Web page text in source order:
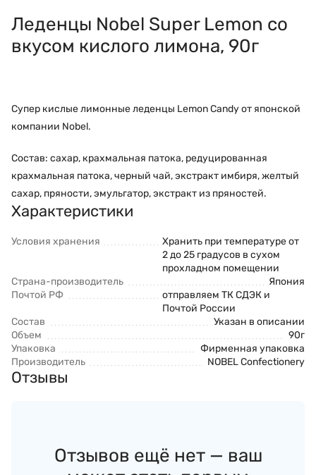
Леденцы Nobel Super Lemon со
вкусом кислого лимона, 90г
Супер кислые лимонные леденцы Lemon Candy от японской
компании Nobel.
Состав: сахар, крахмальная патока, редуцированная
крахмальная патока, черный чай, экстракт имбиря, желтый
сахар, пряности, эмульгатор, экстракт из пряностей.
Характеристики
Условия хранения
Хранить при температуре от
2 до 25 градусов в сухом
прохладном помещении
Страна-производитель
Япония
Почтой РФ
отправляем ТК СДЭК и
Почтой России
Состав
Указан в описании
Объем
90г
Упаковка
Фирменная упаковка
Производитель
NOBEL Confectionery
Отзывы
Отзывов ещё нет — ваш